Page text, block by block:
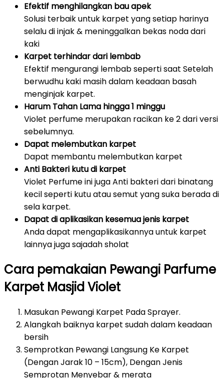
Efektif menghilangkan bau apek
Solusi terbaik untuk karpet yang setiap harinya
selalu di injak & meninggalkan bekas noda dari
kaki
Karpet terhindar dari lembab
Efektif mengurangi lembab seperti saat Setelah
berwudhu kaki masih dalam keadaan basah
menginjak karpet.
Harum Tahan Lama hingga 1 minggu
Violet perfume merupakan racikan ke 2 dari versi
sebelumnya.
Dapat melembutkan karpet
Dapat membantu melembutkan karpet
Anti Bakteri kutu di karpet
Violet Perfume ini juga Anti bakteri dari binatang
kecil seperti kutu atau semut yang suka berada di
sela karpet.
Dapat di aplikasikan kesemua jenis karpet
Anda dapat mengaplikasikannya untuk karpet
lainnya juga sajadah sholat
Cara pemakaian Pewangi Parfume
Karpet Masjid Violet
Masukan Pewangi Karpet Pada Sprayer.
Alangkah baiknya karpet sudah dalam keadaan
bersih
Semprotkan Pewangi Langsung Ke Karpet
(Dengan Jarak 10 – 15cm), Dengan Jenis
Semprotan Menyebar & merata